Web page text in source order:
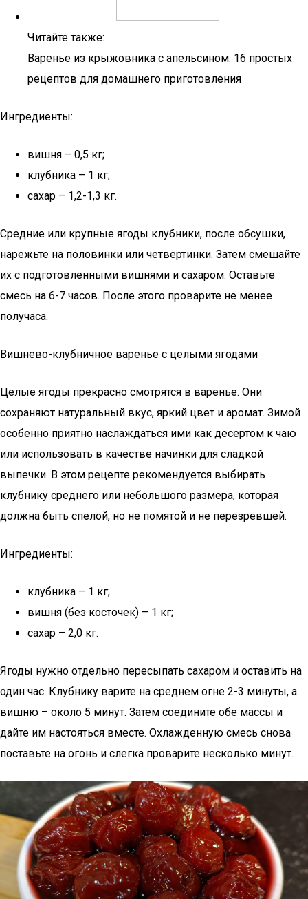
Читайте также:
Варенье из крыжовника с апельсином: 16 простых
рецептов для домашнего приготовления
Ингредиенты:
вишня – 0,5 кг;
клубника – 1 кг;
сахар – 1,2-1,3 кг.
Средние или крупные ягоды клубники, после обсушки,
нарежьте на половинки или четвертинки. Затем смешайте
их с подготовленными вишнями и сахаром. Оставьте
смесь на 6-7 часов. После этого проварите не менее
получаса.
Вишнево-клубничное варенье с целыми ягодами
Целые ягоды прекрасно смотрятся в варенье. Они
сохраняют натуральный вкус, яркий цвет и аромат. Зимой
особенно приятно наслаждаться ими как десертом к чаю
или использовать в качестве начинки для сладкой
выпечки. В этом рецепте рекомендуется выбирать
клубнику среднего или небольшого размера, которая
должна быть спелой, но не помятой и не перезревшей.
Ингредиенты:
клубника – 1 кг;
вишня (без косточек) – 1 кг;
сахар – 2,0 кг.
Ягоды нужно отдельно пересыпать сахаром и оставить на
один час. Клубнику варите на среднем огне 2-3 минуты, а
вишню – около 5 минут. Затем соедините обе массы и
дайте им настояться вместе. Охлажденную смесь снова
поставьте на огонь и слегка проварите несколько минут.